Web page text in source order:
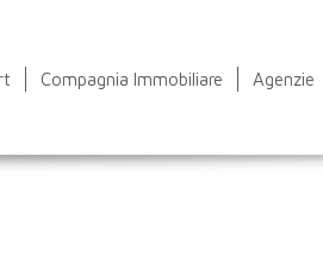
Compagnia Immobiliare Agenzie